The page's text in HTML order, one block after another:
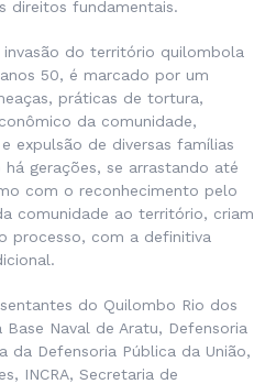
direitos fundamentais.
do território quilombola
50, é marcado por um
práticas de tortura,
da comunidade,
expulsão de diversas famílias
gerações, se arrastando até
com o reconhecimento pelo
comunidade ao território, criam
processo, com a definitiva
do Quilombo Rio dos
Naval de Aratu, Defensoria
da Defensoria Pública da União,
INCRA, Secretaria de